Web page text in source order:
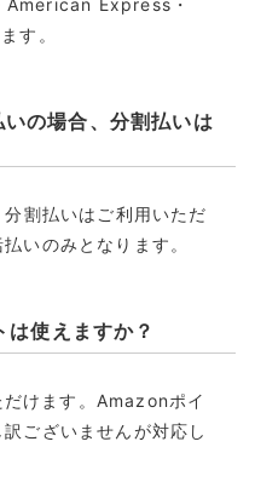
Express・
す。
の場合、分割払いは
割払いはご利用いただ
いのみとなります。
使えますか？
けます。Amazonポイ
ございませんが対応し